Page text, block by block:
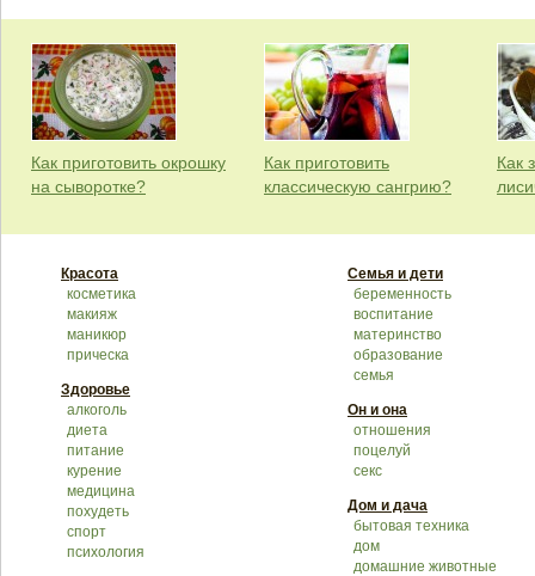
Как приготовить окрошку
на сыворотке?
Как приготовить
классическую сангрию?
Как
Красота
косметика
макияж
маникюр
прическа
Здоровье
алкоголь
диета
питание
курение
медицина
похудеть
спорт
психология
Семья и дети
беременность
воспитание
материнство
образование
семья
Он и она
отношения
поцелуй
секс
Дом и дача
бытовая техника
дом
домашние животные